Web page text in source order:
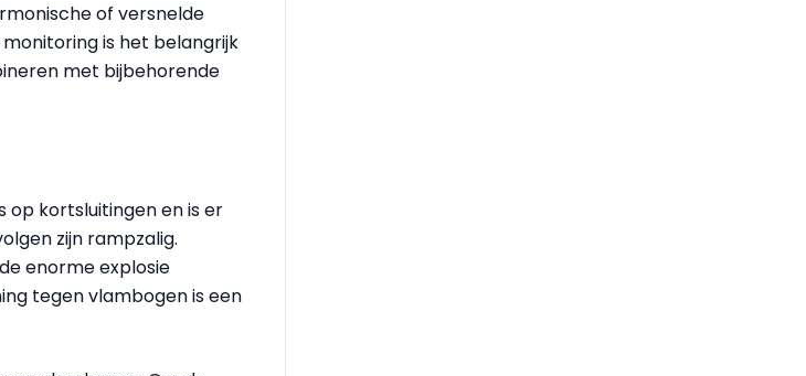
of versnelde
is het belangrijk
met bijbehorende
kortsluitingen en is er
zijn rampzalig.
enorme explosie
tegen vlambogen is een